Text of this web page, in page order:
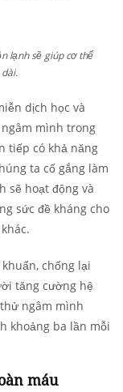
lạnh sẽ giúp cơ thể
dịch học và
mình trong
tiếp có khả năng
ta cố gắng làm
sẽ hoạt động và
sức đề kháng cho
chống lại
tăng cường hệ
ngâm mình
khoảng ba lần mỗi
máu